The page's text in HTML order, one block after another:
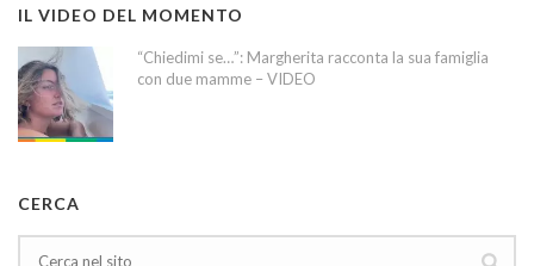
IL VIDEO DEL MOMENTO
“Chiedimi se…”: Margherita racconta la sua famiglia
con due mamme – VIDEO
CERCA